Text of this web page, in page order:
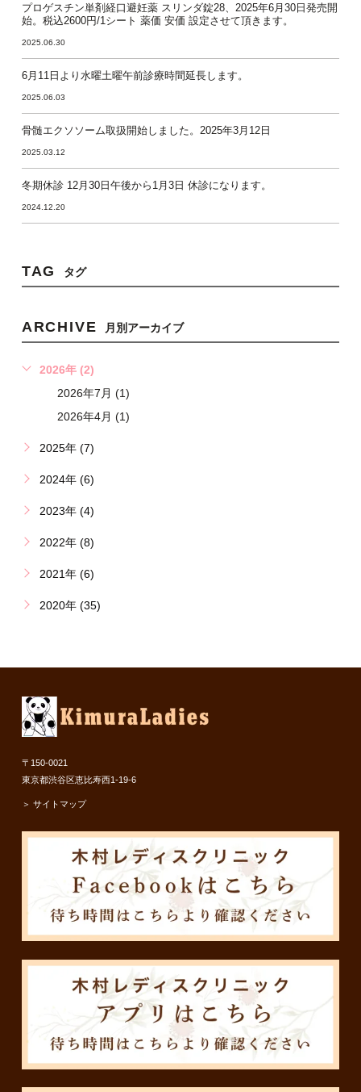
プロゲスチン単剤経口避妊薬 スリンダ錠28、2025年6月30日発売開
始。税込2600円/1シート 薬価 安価 設定させて頂きます。
2025.06.30
6月11日より水曜土曜午前診療時間延長します。
2025.06.03
骨髄エクソソーム取扱開始しました。2025年3月12日
2025.03.12
冬期休診 12月30日午後から1月3日 休診になります。
2024.12.20
TAG タグ
ARCHIVE 月別アーカイブ
2026年 (2)
2026年7月 (1)
2026年4月 (1)
2025年 (7)
2024年 (6)
2023年 (4)
2022年 (8)
2021年 (6)
2020年 (35)
〒150-0021
東京都渋谷区恵比寿西1-19-6
＞ サイトマップ